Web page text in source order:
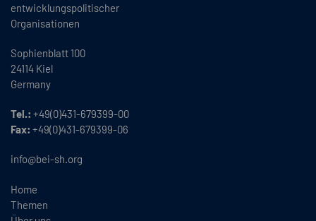
entwicklungspolitischer
Organisationen
Sophienblatt 100
24114 Kiel
Germany
Tel.: +49(0)431-679399-00
Fax: +49(0)431-679399-06
info@bei-sh.org
Home
Themen